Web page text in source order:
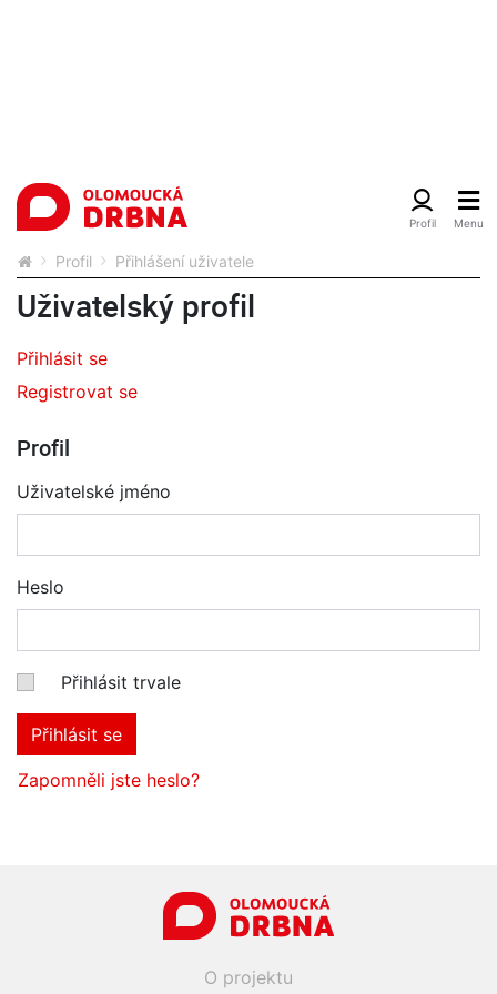
Profil Přihlášení uživatele
Uživatelský profil
Přihlásit se
Registrovat se
Profil
Uživatelské jméno
Heslo
Přihlásit trvale
Přihlásit se
Zapomněli jste heslo?
O projektu